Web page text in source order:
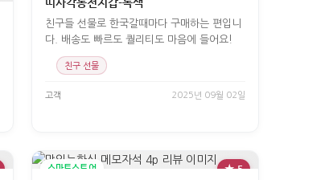
친구들 선물로 한국갈때마다 구매하는 편입니
다. 배송도 빠르도 퀄리티도 마음에 들어요!
친구 선물
고객 2025년 09월 02일
스마트스토어 ★ 5